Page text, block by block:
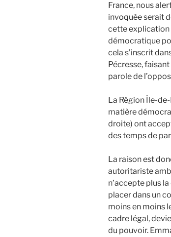
France, nous
invoquée serait
cette explication
démocratique
cela s’inscrit
Pécresse,
parole de
La Région Île-
matière
droite) ont
des temps de
La raison est
autoritariste
n’accepte plus
placer dans un
moins en moins
cadre légal,
du pouvoir.